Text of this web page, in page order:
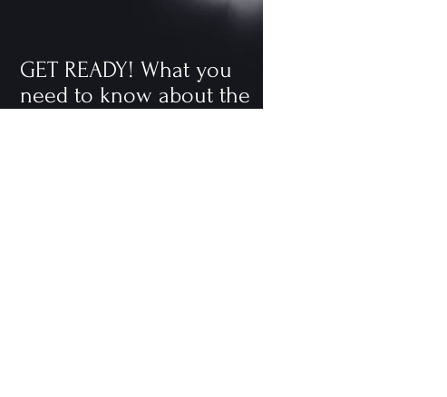
GET READY! What you
need to know about the